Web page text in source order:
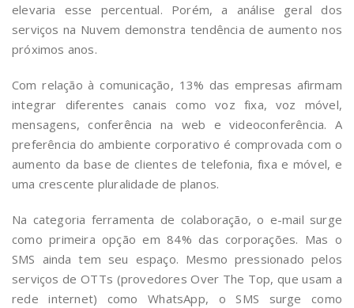
elevaria esse percentual. Porém, a análise geral dos
serviços na Nuvem demonstra tendência de aumento nos
próximos anos.
Com relação à comunicação, 13% das empresas afirmam
integrar diferentes canais como voz fixa, voz móvel,
mensagens, conferência na web e videoconferência. A
preferência do ambiente corporativo é comprovada com o
aumento da base de clientes de telefonia, fixa e móvel, e
uma crescente pluralidade de planos.
Na categoria ferramenta de colaboração, o e-mail surge
como primeira opção em 84% das corporações. Mas o
SMS ainda tem seu espaço. Mesmo pressionado pelos
serviços de OTTs (provedores Over The Top, que usam a
rede internet) como WhatsApp, o SMS surge como